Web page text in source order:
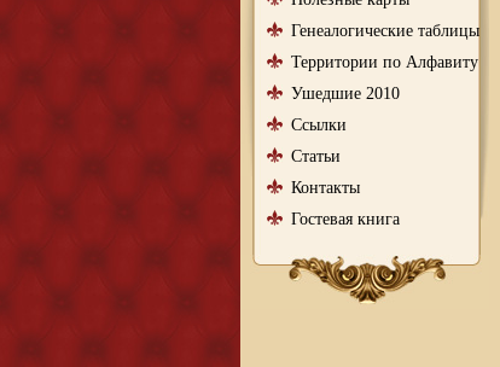
Генеалогические таблицы
Территории по Алфавиту
Ушедшие 2010
Ссылки
Статьи
Контакты
Гостевая книга